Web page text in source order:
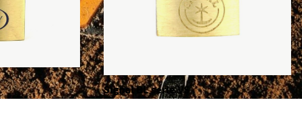
Signal BL serie VS